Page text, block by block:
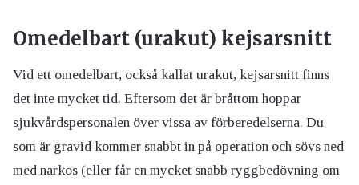
Omedelbart (urakut) kejsarsnitt
Vid ett omedelbart, också kallat urakut, kejsarsnitt finns
det inte mycket tid. Eftersom det är bråttom hoppar
sjukvårdspersonalen över vissa av förberedelserna. Du
som är gravid kommer snabbt in på operation och sövs ned
med narkos (eller får en mycket snabb ryggbedövning om